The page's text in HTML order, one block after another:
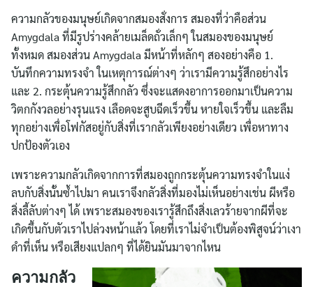
ความกลัวของมนุษย์เกิดจากสมองสั่งการ สมองที่ว่าคือส่วน
Amygdala ที่มีรูปร่างคล้ายเมล็ดถั่วเล็กๆ ในสมองของมนุษย์
ทั้งหมด สมองส่วน Amygdala มีหน้าที่หลักๆ สองอย่างคือ 1.
บันทึกความทรงจำ ในเหตุการณ์ต่างๆ ว่าเรามีความรู้สึกอย่างไร
และ 2. กระตุ้นความรู้สึกกลัว ซึ่งจะแสดงอาการออกมาเป็นความ
วิตกกังวลอย่างรุนแรง เลือดจะสูบฉีดเร็วขึ้น หายใจเร็วขึ้น และลืม
ทุกอย่างเพื่อโฟกัสอยู่กับสิ่งที่เรากลัวเพียงอย่างเดียว เพื่อหาทาง
ปกป้องตัวเอง
เพราะความกลัวเกิดจากการที่สมองถูกกระตุ้นความทรงจำในแง่
ลบกับสิ่งนั้นซ้ำไปมา คนเราจึงกลัวสิ่งที่มองไม่เห็นอย่างเช่น ผีหรือ
สิ่งลี้ลับต่างๆ ได้ เพราะสมองของเรารู้สึกถึงสิ่งเลวร้ายจากผีที่จะ
เกิดขึ้นกับตัวเราไปล่วงหน้าแล้ว โดยที่เราไม่จำเป็นต้องพิสูจน์ว่าเงา
ดำที่เห็น หรือเสียงแปลกๆ ที่ได้ยินมันมาจากไหน
ความกลัว